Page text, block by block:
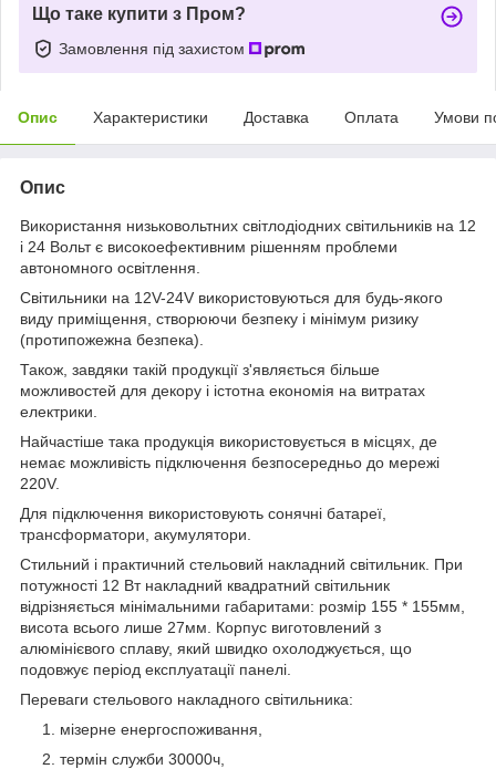
Що таке купити з Пром?
Замовлення під захистом
Опис Характеристики Доставка Оплата Умови
Опис
Використання низьковольтних світлодіодних світильників на 12
і 24 Вольт є високоефективним рішенням проблеми
автономного освітлення.
Світильники на 12V-24V використовуються для будь-якого
виду приміщення, створюючи безпеку і мінімум ризику
(протипожежна безпека).
Також, завдяки такій продукції з'являється більше
можливостей для декору і істотна економія на витратах
електрики.
Найчастіше така продукція використовується в місцях, де
немає можливість підключення безпосередньо до мережі
220V.
Для підключення використовують сонячні батареї,
трансформатори, акумулятори.
Стильний і практичний стельовий накладний світильник. При
потужності 12 Вт накладний квадратний світильник
відрізняється мінімальними габаритами: розмір 155 * 155мм,
висота всього лише 27мм. Корпус виготовлений з
алюмінієвого сплаву, який швидко охолоджується, що
подовжує період експлуатації панелі.
Переваги стельового накладного світильника:
мізерне енергоспоживання,
термін служби 30000ч,